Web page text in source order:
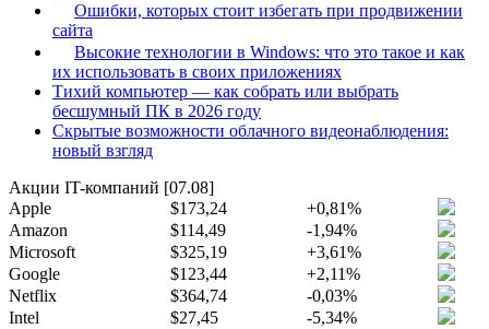
Ошибки, которых стоит избегать при продвижении
сайта
Высокие технологии в Windows: что это такое и как
их использовать в своих приложениях
Тихий компьютер — как собрать или выбрать
бесшумный ПК в 2026 году
Скрытые возможности облачного видеонаблюдения:
новый взгляд
Акции IT-компаний [07.08]
Apple
$173,24
+0,81%
Amazon
$114,49
-1,94%
Microsoft
$325,19
+3,61%
Google
$123,44
+2,11%
Netflix
$364,74
-0,03%
Intel
$27,45 -5,34%